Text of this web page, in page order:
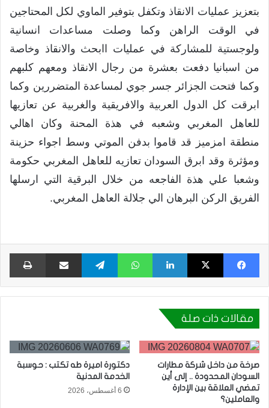
بتعزيز عمليات الانقاذ وتكفل بتوفير الماوي لكل المحتاجين
في الوقت الراهن وكما وصلت مساعدات انسانية
ولوجستية للمشاركة في عمليات اابحث والانقاذ وخاصة
من اسبانيا دفعت بعشرة من رجال الانقاذ ومعهم كلبهم
وكما فتحت الجزائر جسر جوي لمساعدة المتضررين وكما
ابرقت كل الدول العربية والافريقية والغربية عن تعازيها
للعاهل المغربي وشعبه في هذة المحنة وكان اهالي
منطقة امزميز قد قاموا بدفن الموتي وسط اجواء حزينة
ومؤثرة وقد ابرق السودان تعازيه للعاهل المغربي حكومة
وشعبا علي هذة الفاجعه من خلال البرقية التي ارسلها
الفريق الركن البرهان الي جلالة العاهل المغربي.
فيسبوك X لينكدإن واتساب تيلقرام مشاركة عبر البريد
مقالات ذات صلة
صرخة من داخل شركة مطارات
السودان المحدودة .. إلى أين
تمضي العلاقة بين الإدارة
والعاملين؟
دكتورة اميرة طه تكتب : حوسبة
الخدمة المدنية
6 أغسطس، 2026